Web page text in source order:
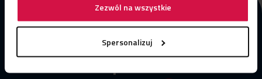
Zezwól na wszystkie
Spersonalizuj
IMPREZY FIRMOWE REALIZACJE
Jubileusz 115-lecia Ten
Brinke Group